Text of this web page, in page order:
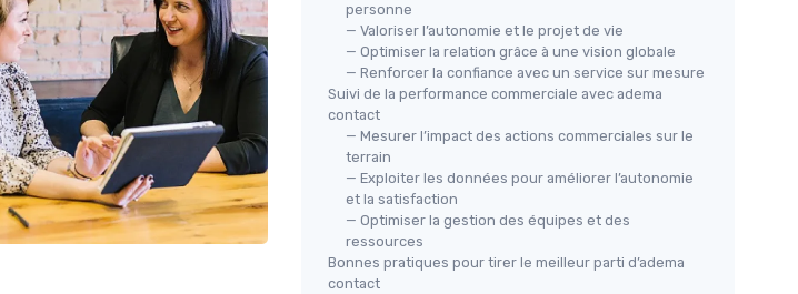
personne
— Valoriser l’autonomie et le projet de vie
— Optimiser la relation grâce à une vision globale
— Renforcer la confiance avec un service sur mesure
Suivi de la performance commerciale avec adema
contact
— Mesurer l’impact des actions commerciales sur le
terrain
— Exploiter les données pour améliorer l’autonomie
et la satisfaction
— Optimiser la gestion des équipes et des
ressources
Bonnes pratiques pour tirer le meilleur parti d’adema
contact